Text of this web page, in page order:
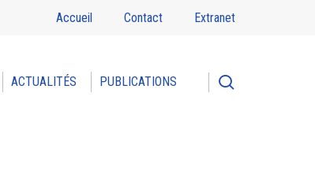
Accueil Contact Extranet
ACTUALITÉS PUBLICATIONS